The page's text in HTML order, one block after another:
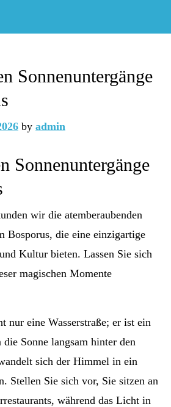
Sonnenuntergänge
by admin
Sonnenuntergänge
wir die atemberaubenden
Bosporus, die eine einzigartige
Kultur bieten. Lassen Sie sich
magischen Momente
nur eine Wasserstraße; er ist ein
die Sonne langsam hinter den
sich der Himmel in ein
Stellen Sie sich vor, Sie sitzen an
während das Licht in